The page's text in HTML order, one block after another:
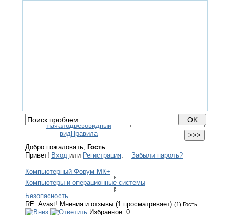
НачалоДревовидный
видПравила
Добро пожаловать, Гость
Привет! Вход или Регистрация. Забыли пароль?
Компьютерный Форум МК+
Компьютеры и операционные системы
Безопасность
RE: Avast! Мнения и отзывы (1 просматривает) (1) Гость
Избранное: 0